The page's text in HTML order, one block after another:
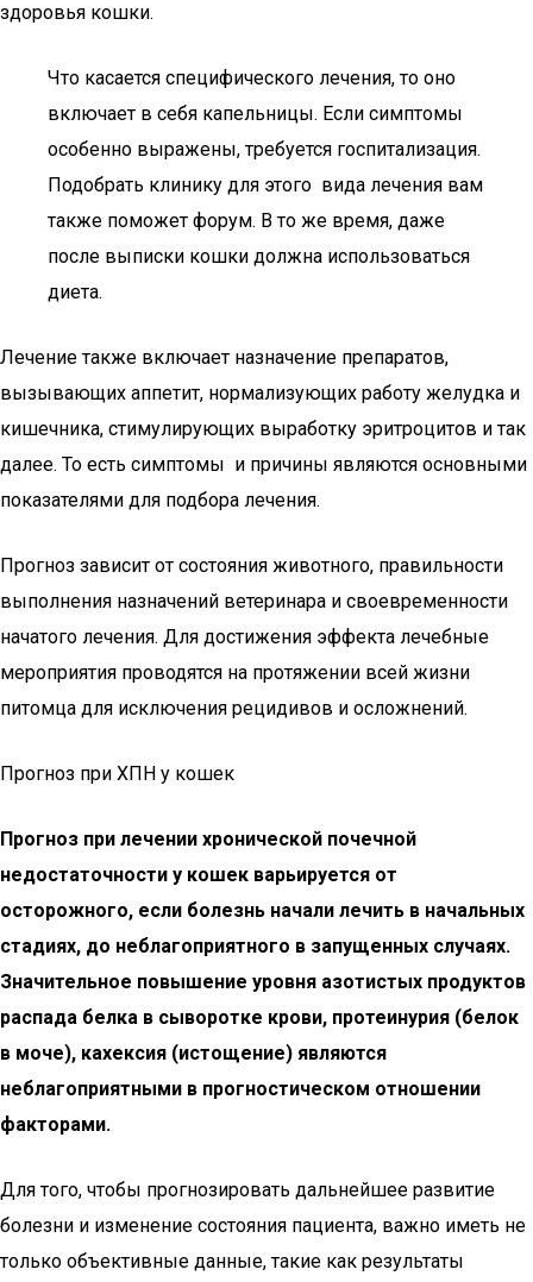
здоровья кошки.
Что касается специфического лечения, то оно
включает в себя капельницы. Если симптомы
особенно выражены, требуется госпитализация.
Подобрать клинику для этого вида лечения вам
также поможет форум. В то же время, даже
после выписки кошки должна использоваться
диета.
Лечение также включает назначение препаратов,
вызывающих аппетит, нормализующих работу желудка и
кишечника, стимулирующих выработку эритроцитов и так
далее. То есть симптомы и причины являются основными
показателями для подбора лечения.
Прогноз зависит от состояния животного, правильности
выполнения назначений ветеринара и своевременности
начатого лечения. Для достижения эффекта лечебные
мероприятия проводятся на протяжении всей жизни
питомца для исключения рецидивов и осложнений.
Прогноз при ХПН у кошек
Прогноз при лечении хронической почечной
недостаточности у кошек варьируется от
осторожного, если болезнь начали лечить в начальных
стадиях, до неблагоприятного в запущенных случаях.
Значительное повышение уровня азотистых продуктов
распада белка в сыворотке крови, протеинурия (белок
в моче), кахексия (истощение) являются
неблагоприятными в прогностическом отношении
факторами.
Для того, чтобы прогнозировать дальнейшее развитие
болезни и изменение состояния пациента, важно иметь не
только объективные данные, такие как результаты